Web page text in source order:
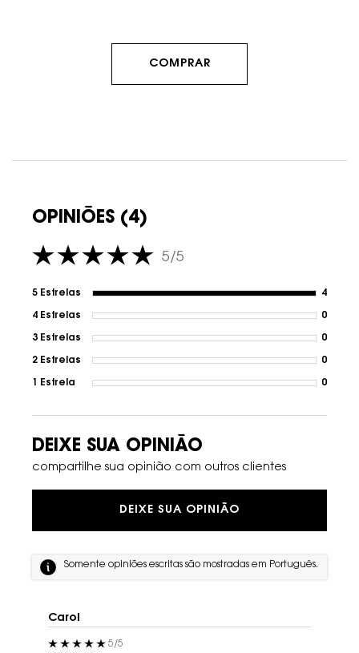
COMPRAR
OPINIÕES (4)
5 out of 5 stars. 5/5
5 Estrelas 4
4 Estrelas 0
3 Estrelas 0
2 Estrelas 0
1 Estrela 0
DEIXE SUA OPINIÃO
compartilhe sua opinião com outros clientes
DEIXE SUA OPINIÃO
Somente opiniões escritas são mostradas em Português.
Carol
5 out of 5 stars.5/5